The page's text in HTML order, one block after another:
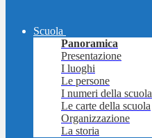
Scuola
Panoramica
Presentazione
I luoghi
Le persone
I numeri della scuola
Le carte della scuola
Organizzazione
La storia